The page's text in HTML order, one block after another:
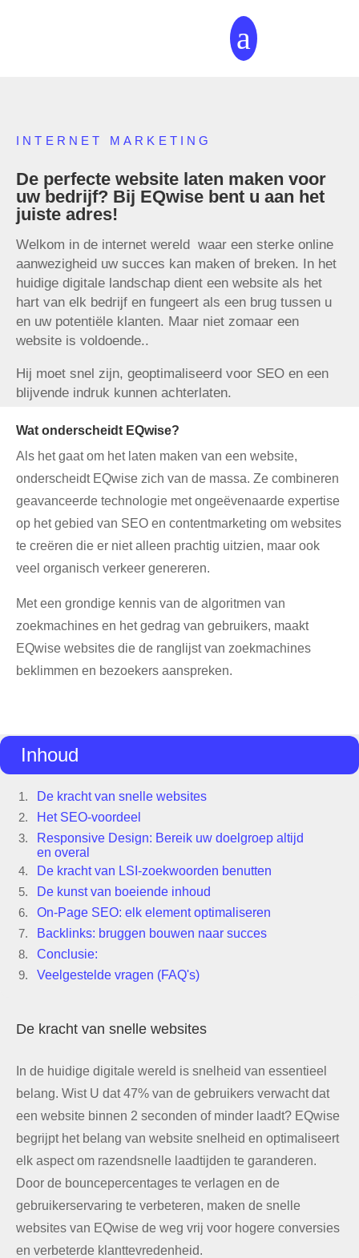
a
INTERNET MARKETING
De perfecte website laten maken voor
uw bedrijf? Bij EQwise bent u aan het
juiste adres!
Welkom in de internet wereld waar een sterke online
aanwezigheid uw succes kan maken of breken. In het
huidige digitale landschap dient een website als het
hart van elk bedrijf en fungeert als een brug tussen u
en uw potentiële klanten. Maar niet zomaar een
website is voldoende..
Hij moet snel zijn, geoptimaliseerd voor SEO en een
blijvende indruk kunnen achterlaten.
Wat onderscheidt EQwise?
Als het gaat om het laten maken van een website,
onderscheidt EQwise zich van de massa. Ze combineren
geavanceerde technologie met ongeëvenaarde expertise
op het gebied van SEO en contentmarketing om websites
te creëren die er niet alleen prachtig uitzien, maar ook
veel organisch verkeer genereren.
Met een grondige kennis van de algoritmen van
zoekmachines en het gedrag van gebruikers, maakt
EQwise websites die de ranglijst van zoekmachines
beklimmen en bezoekers aanspreken.
Inhoud
De kracht van snelle websites
Het SEO-voordeel
Responsive Design: Bereik uw doelgroep altijd
en overal
De kracht van LSI-zoekwoorden benutten
De kunst van boeiende inhoud
On-Page SEO: elk element optimaliseren
Backlinks: bruggen bouwen naar succes
Conclusie:
Veelgestelde vragen (FAQ's)
De kracht van snelle websites
In de huidige digitale wereld is snelheid van essentieel
belang. Wist U dat 47% van de gebruikers verwacht dat
een website binnen 2 seconden of minder laadt? EQwise
begrijpt het belang van website snelheid en optimaliseert
elk aspect om razendsnelle laadtijden te garanderen.
Door de bouncepercentages te verlagen en de
gebruikerservaring te verbeteren, maken de snelle
websites van EQwise de weg vrij voor hogere conversies
en verbeterde klanttevredenheid.